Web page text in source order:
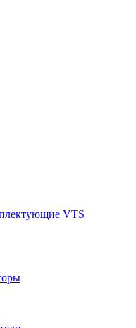
VTS